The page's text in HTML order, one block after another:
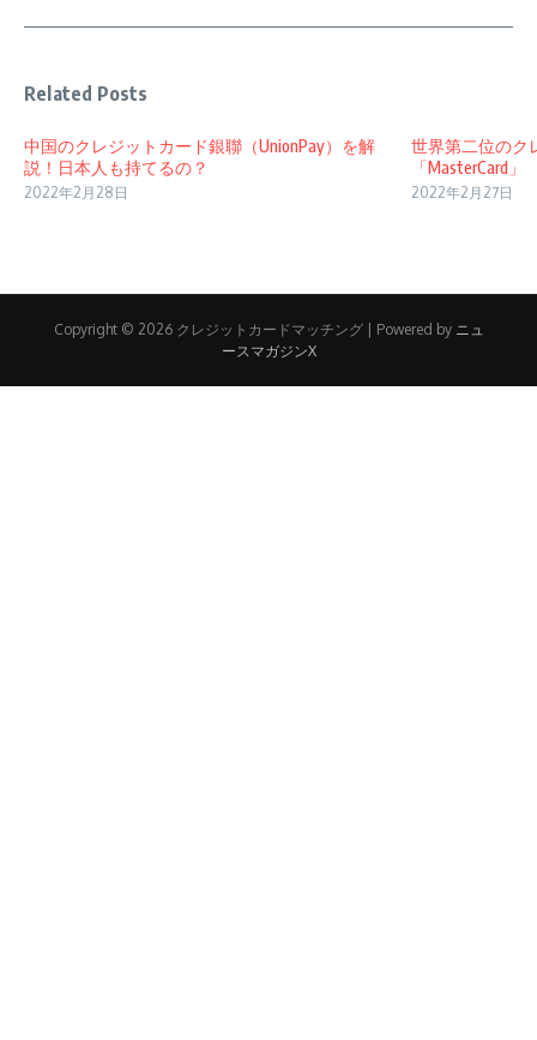
Related Posts
中国のクレジットカード銀聯（UnionPay）を解
説！日本人も持てるの？
2022年2月28日
世界第二位のク
「MasterCard」
2022年2月27日
Copyright © 2026 クレジットカードマッチング | Powered by ニュ
ースマガジンX